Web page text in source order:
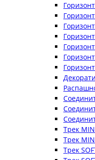
Трек
Трек
Трек